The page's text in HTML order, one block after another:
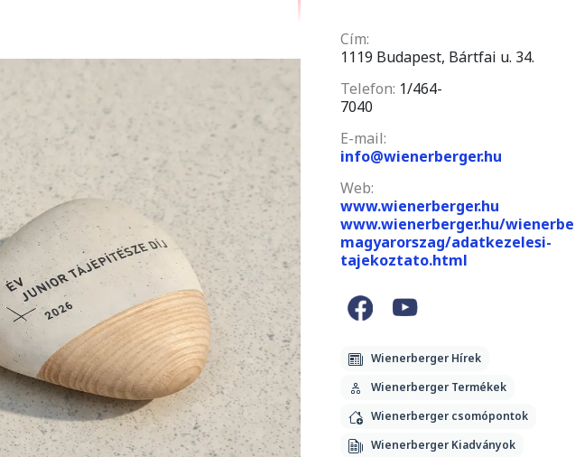
Cím:
1119 Budapest, Bártfai u. 34.
Telefon: 1/464-
7040
E-mail:
info@wienerberger.hu
Web:
www.wienerberger.hu
www.wienerberger.hu/
magyarorszag/adatkezelesi-
tajekoztato.html
Wienerberger Hírek
Wienerberger Termékek
Wienerberger csomópontok
Wienerberger Kiadványok